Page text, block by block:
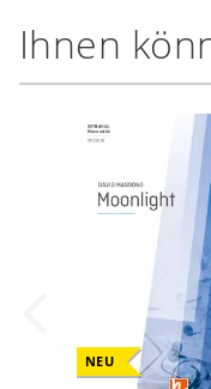
Ihnen
NEU